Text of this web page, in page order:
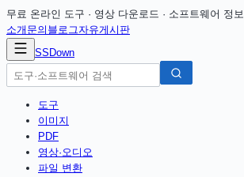
무료 온라인 도구 · 영상 다운로드 · 소프트웨어 정보
소개 문의 블로그자유게시판
SSDown
도구
이미지
PDF
영상·오디오
파일 변환